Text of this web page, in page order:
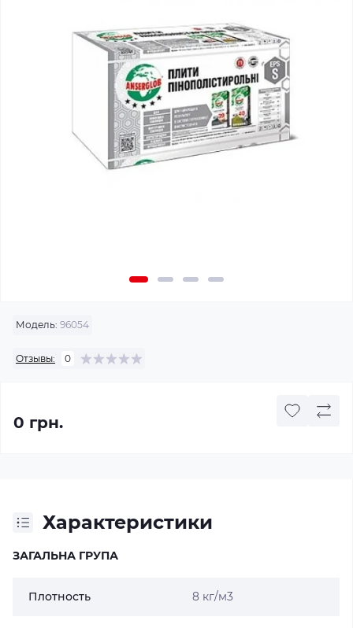
Модель: 96054
Отзывы: 0
0 грн.
Характеристики
ЗАГАЛЬНА ГРУПА
Плотность 8 кг/м3